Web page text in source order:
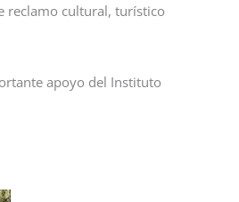
reclamo cultural, turístico
apoyo del Instituto